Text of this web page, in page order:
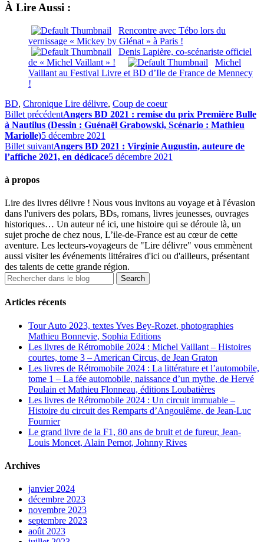
À Lire Aussi :
Rencontre avec Tébo lors du
vernissage « Mickey by Glénat » à Paris !
Denis Lapière, co-scénariste officiel
de « Michel Vaillant » !
Michel
Vaillant au Festival Livre et BD d’Ile de France de Mennecy
!
BD, Chronique Lire délivre, Coup de coeur
Billet précédentAngers BD 2021 : remise du prix Première Bulle
à Nautilus (Dessin : Guénaël Grabowski, Scénario : Mathieu
Mariolle)5 décembre 2021
Billet suivantAngers BD 2021 : Virginie Augustin, auteure de
l’affiche 2021, en dédicace5 décembre 2021
à propos
Lire des livres délivre ! Nous vous invitons au voyage et à l'évasion
dans l'univers des polars, BDs, romans, livres jeunesses, ouvrages
historiques… Un auteur né ici, une histoire qui se déroule là, un
sujet proche de chez nous, L’ile-de-France est au cœur de cette
aventure. Les lecteurs-voyageurs de "Lire délivre" vous emmènent
aussi visiter les événements littéraires d'ici ou d'ailleurs, présentant
des talents de cette grande région.
Articles récents
Tour Auto 2023, textes Yves Bey-Rozet, photographies
Mathieu Bonnevie, Sophia Editions
Les livres de Rétromobile 2024 : Michel Vaillant – Histoires
courtes, tome 3 – American Circus, de Jean Graton
Les livres de Rétromobile 2024 : La littérature et l’automobile,
tome 1 – La fée automobile, naissance d’un mythe, de Hervé
Poulain et Mathieu Flonneau, éditions Loubatières
Les livres de Rétromobile 2024 : Un circuit immuable –
Histoire du circuit des Remparts d’Angoulême, de Jean-Luc
Fournier
Le grand livre de la F1, 80 ans de bruit et de fureur, Jean-
Louis Moncet, Alain Pernot, Johnny Rives
Archives
janvier 2024
décembre 2023
novembre 2023
septembre 2023
août 2023